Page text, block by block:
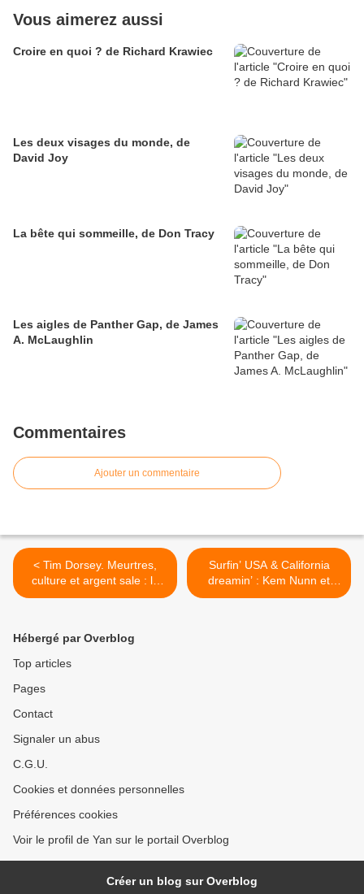
Vous aimerez aussi
Croire en quoi ? de Richard Krawiec
Les deux visages du monde, de
David Joy
La bête qui sommeille, de Don Tracy
Les aigles de Panther Gap, de James
A. McLaughlin
Commentaires
Ajouter un commentaire
< Tim Dorsey. Meurtres,
culture et argent sale : la
Floride selon Serge A.
Surfin’ USA & California
dreamin’ : Kem Nunn et
Don Winslow >
Hébergé par Overblog
Top articles
Pages
Contact
Signaler un abus
C.G.U.
Cookies et données personnelles
Préférences cookies
Voir le profil de Yan sur le portail Overblog
Créer un blog sur Overblog